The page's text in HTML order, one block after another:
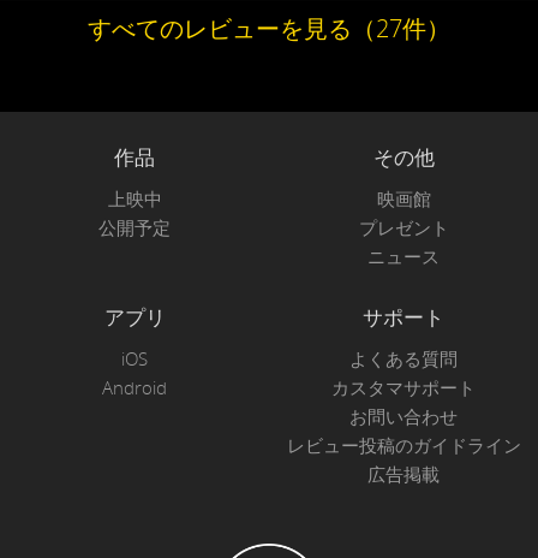
すべてのレビューを見る（27件）
作品
上映中
公開予定
その他
映画館
プレゼント
ニュース
アプリ
iOS
Android
サポート
よくある質問
カスタマサポート
お問い合わせ
レビュー投稿のガイドライン
広告掲載